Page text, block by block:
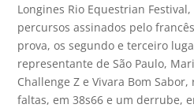
Longines Rio Equestrian
percursos assinados pelo
prova, os segundo e terceiro
representante de São Paulo,
Challenge Z e Vivara Bom
faltas, em 38s66 e um derrube,